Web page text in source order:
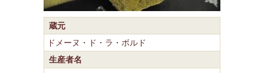
蔵元
ドメーヌ・ド・ラ・ボルド
生産者名